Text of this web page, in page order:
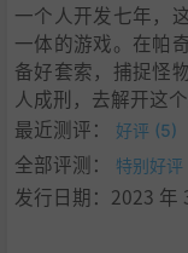
. 系统需求
4.支持作者
5.学习版下载
一个人开发七年，
一体的游戏。在帕
备好套索，捕捉怪
人成刑，去解开这
最近测评：
好评 (5)
全部评测： 特别好
发行日期：2023 年